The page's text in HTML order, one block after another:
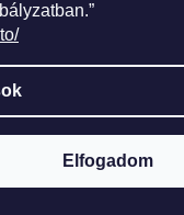
Elfogadom